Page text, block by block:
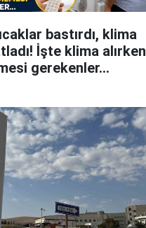
bastırdı, klima
İşte klima alırken
gerekenler…